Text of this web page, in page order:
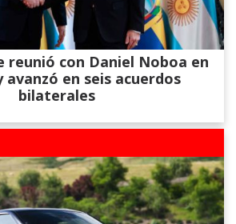
reunió con Daniel Noboa en
avanzó en seis acuerdos
bilaterales